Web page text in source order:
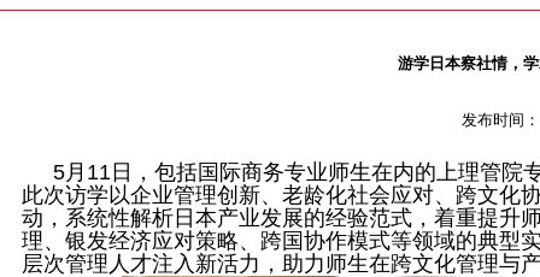
游学日本察社情，
发布时间
5月11日，包括国际商务专业师生在内的上理管院
此次访学以企业管理创新、老龄化社会应对、跨文化
动，系统性解析日本产业发展的经验范式，着重提升
理、银发经济应对策略、跨国协作模式等领域的典型
层次管理人才注入新活力，助力师生在跨文化管理与